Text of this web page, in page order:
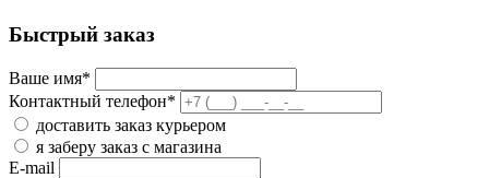
Быстрый заказ
Ваше имя*
Контактный телефон*
доставить заказ курьером
я заберу заказ с магазина
E-mail